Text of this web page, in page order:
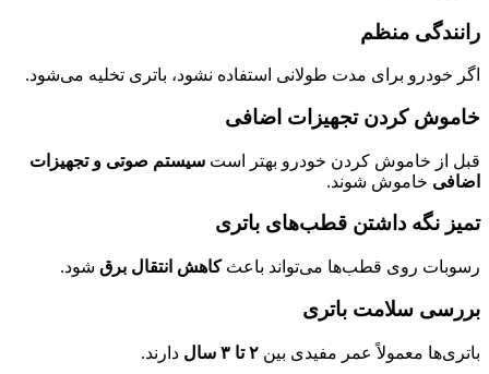
رانندگی منظم
اگر خودرو برای مدت طولانی استفاده نشود، باتری تخلیه می‌شود.
خاموش کردن تجهیزات اضافی
قبل از خاموش کردن خودرو بهتر است سیستم صوتی و تجهیزات
اضافی خاموش شوند.
تمیز نگه داشتن قطب‌های باتری
رسوبات روی قطب‌ها می‌تواند باعثکاهش انتقال برق شود.
بررسی سلامت باتری
باتری‌ها معمولاً عمر مفیدی بین ۲ تا ۳ سال دارند.